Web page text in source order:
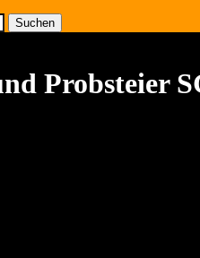
Suchen
Probsteier